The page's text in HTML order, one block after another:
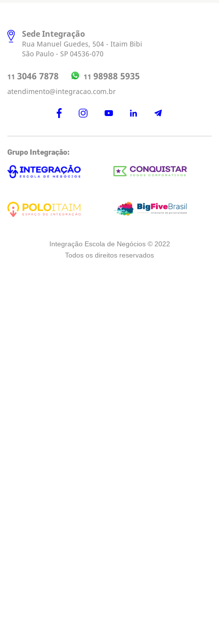
Sede Integração
Rua Manuel Guedes, 504 - Itaim Bibi
São Paulo - SP 04536-070
11 3046 7878 11 98988 5935
atendimento@integracao.com.br
Grupo Integração:
Integração Escola de Negócios © 2022
Todos os direitos reservados